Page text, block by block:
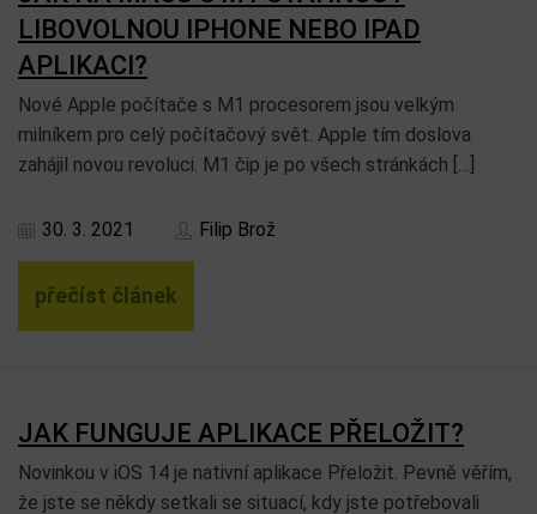
LIBOVOLNOU IPHONE NEBO IPAD
APLIKACI?
Nové Apple počítače s M1 procesorem jsou velkým
milníkem pro celý počítačový svět. Apple tím doslova
zahájil novou revoluci. M1 čip je po všech stránkách […]
30. 3. 2021 Filip Brož
přečíst článek
JAK FUNGUJE APLIKACE PŘELOŽIT?
Novinkou v iOS 14 je nativní aplikace Přeložit. Pevně věřím,
že jste se někdy setkali se situací, kdy jste potřebovali